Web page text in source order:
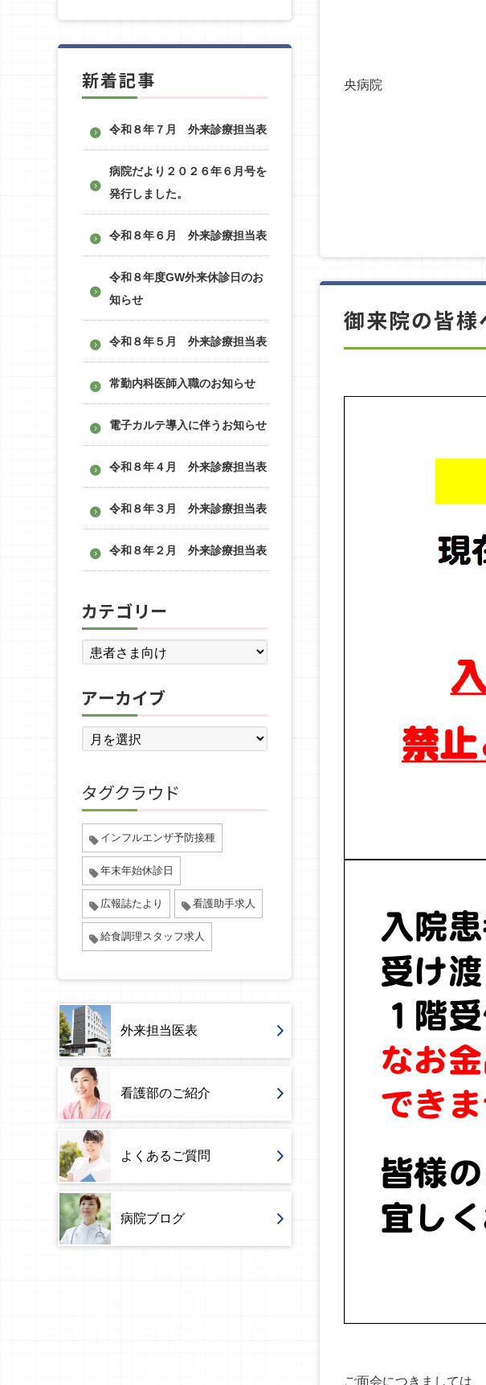
医療
央病院
御来院の皆様
ご面会につきましては、
新着記事
令和８年７月 外来診療担当表
病院だより２０２６年６月号を
発行しました。
令和８年６月 外来診療担当表
令和８年度GW外来休診日のお
知らせ
令和８年５月 外来診療担当表
常勤内科医師入職のお知らせ
電子カルテ導入に伴うお知らせ
令和８年４月 外来診療担当表
令和８年３月 外来診療担当表
令和８年２月 外来診療担当表
カテゴリー
アーカイブ
タグクラウド
インフルエンザ予防接種
年末年始休診日
広報誌たより 看護助手求人
給食調理スタッフ求人
外来担当医表
看護部のご紹介
よくあるご質問
病院ブログ